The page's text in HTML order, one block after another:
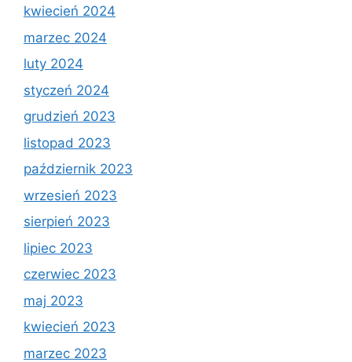
kwiecień 2024
marzec 2024
luty 2024
styczeń 2024
grudzień 2023
listopad 2023
październik 2023
wrzesień 2023
sierpień 2023
lipiec 2023
czerwiec 2023
maj 2023
kwiecień 2023
marzec 2023